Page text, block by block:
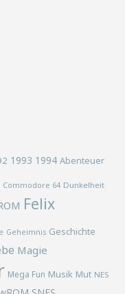
1993 1994 Abenteuer
Commodore 64 Dunkelheit
Felix
Geheimnis Geschichte
Magie
Mega Fun Musik Mut NES